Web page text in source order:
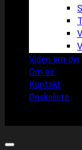
Viden om dyr
Om os
Kontakt
Ønskeliste